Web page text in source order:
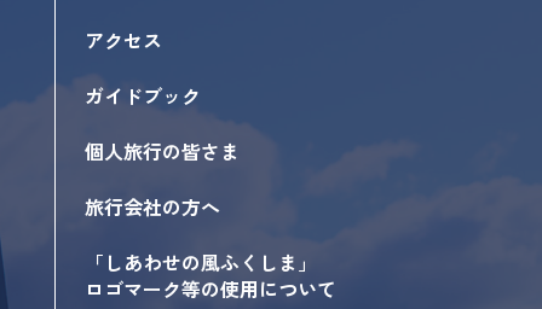
アクセス
ガイドブック
個人旅行の皆さま
旅行会社の方へ
「しあわせの風ふくしま」
ロゴマーク等の使用について